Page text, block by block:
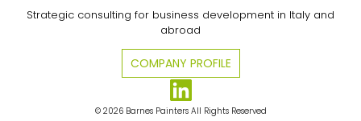
Strategic consulting for business development in Italy and
abroad
COMPANY PROFILE
© 2026 Barnes Painters All Rights Reserved